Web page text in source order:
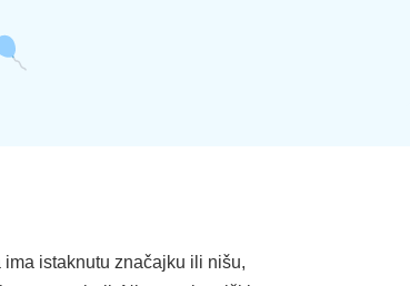
istaknutu značajku ili nišu,